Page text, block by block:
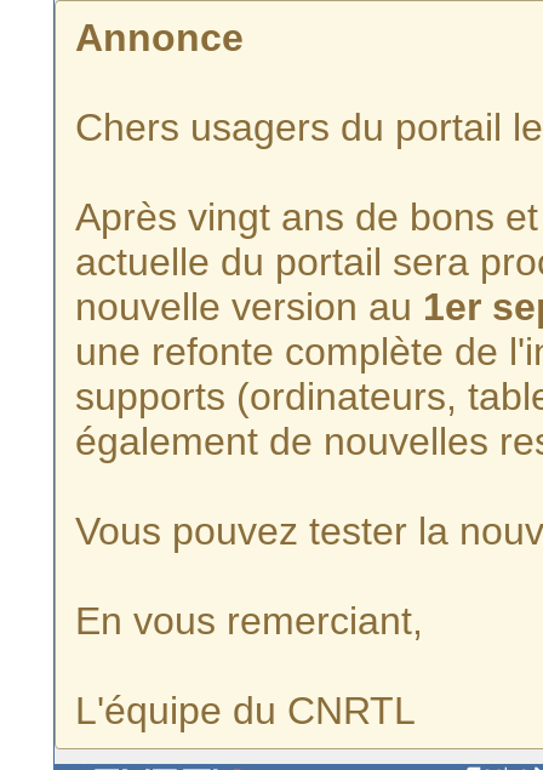
Annonce
Chers usagers du portail
Après vingt ans de bons
actuelle du portail sera
nouvelle version au 1er
une refonte complète de
supports (ordinateurs,
également de nouvelles
Vous pouvez tester la
En vous remerciant,
L'équipe du CNRTL